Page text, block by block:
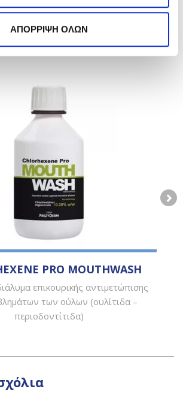
ΑΠΟΡΡΙΨΗ ΟΛΩΝ
WHAT SUITS YOU
PRO MOUTHWASH
επικουρικής αντιμετώπισης
των ούλων (ουλίτιδα –
περιοδοντίτιδα)